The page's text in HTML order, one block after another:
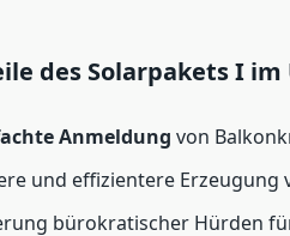
des Solarpakets I
Anmeldung von
und effizientere Erzeugung
bürokratischer Hürden